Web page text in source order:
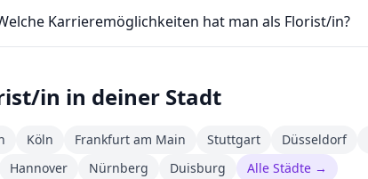
Karrieremöglichkeiten hat man als Florist/in?
in in deiner Stadt
Köln Frankfurt am Main Stuttgart Düsseldorf
Hannover Nürnberg Duisburg Alle Städte →